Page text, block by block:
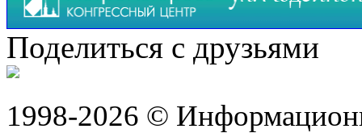
Поделиться с друзьями
1998-2026 ©